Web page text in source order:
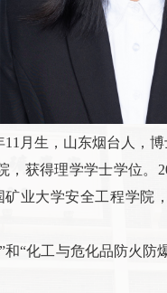
11 月生，山东烟台人，
，获得理学学士学位。
业大学安全工程学院
“化工与危化品防火